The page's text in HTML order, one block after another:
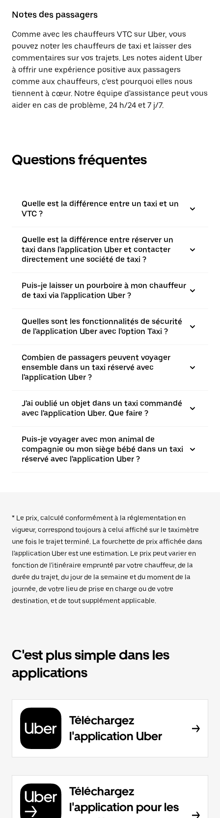
Notes des passagers
Comme avec les chauffeurs VTC sur Uber, vous
pouvez noter les chauffeurs de taxi et laisser des
commentaires sur vos trajets. Les notes aident Uber
à offrir une expérience positive aux passagers
comme aux chauffeurs, c'est pourquoi elles nous
tiennent à cœur. Notre équipe d'assistance peut vous
aider en cas de problème, 24 h/24 et 7 j/7.
Questions fréquentes
Quelle est la différence entre un taxi et un
VTC ?
Quelle est la différence entre réserver un
taxi dans l'application Uber et contacter
directement une société de taxi ?
Puis-je laisser un pourboire à mon chauffeur
de taxi via l'application Uber ?
Quelles sont les fonctionnalités de sécurité
de l'application Uber avec l'option Taxi ?
Combien de passagers peuvent voyager
ensemble dans un taxi réservé avec
l'application Uber ?
J'ai oublié un objet dans un taxi commandé
avec l'application Uber. Que faire ?
Puis-je voyager avec mon animal de
compagnie ou mon siège bébé dans un taxi
réservé avec l'application Uber ?
* Le prix, calculé conformément à la réglementation en
vigueur, correspond toujours à celui affiché sur le taximètre
une fois le trajet terminé. La fourchette de prix affichée dans
l'application Uber est une estimation. Le prix peut varier en
fonction de l'itinéraire emprunté par votre chauffeur, de la
durée du trajet, du jour de la semaine et du moment de la
journée, de votre lieu de prise en charge ou de votre
destination, et de tout supplément applicable.
C'est plus simple dans les
applications
Téléchargez
l'application Uber
Téléchargez
l'application pour les